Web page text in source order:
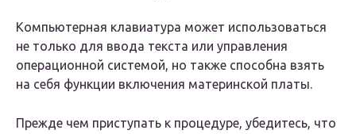
Компьютерная клавиатура может использоваться
не только для ввода текста или управления
операционной системой, но также способна взять
на себя функции включения материнской платы.
Прежде чем приступать к процедуре, убедитесь, что